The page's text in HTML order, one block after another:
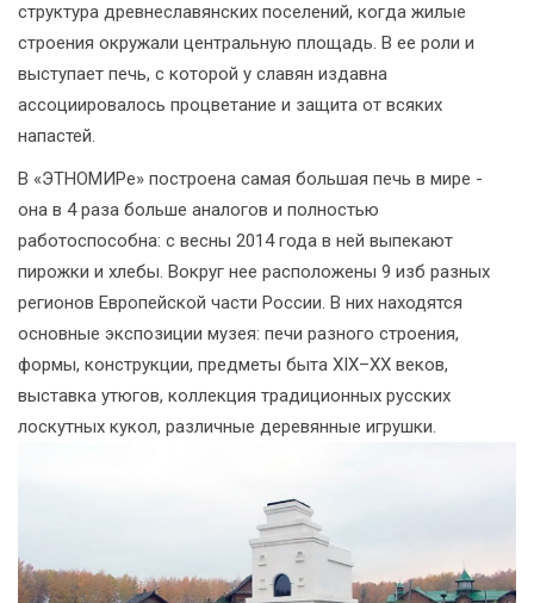
структура древнеславянских поселений, когда жилые
строения окружали центральную площадь. В ее роли и
выступает печь, с которой у славян издавна
ассоциировалось процветание и защита от всяких
напастей.
В «ЭТНОМИРе» построена самая большая печь в мире -
она в 4 раза больше аналогов и полностью
работоспособна: с весны 2014 года в ней выпекают
пирожки и хлебы. Вокруг нее расположены 9 изб разных
регионов Европейской части России. В них находятся
основные экспозиции музея: печи разного строения,
формы, конструкции, предметы быта XIX–XX веков,
выставка утюгов, коллекция традиционных русских
лоскутных кукол, различные деревянные игрушки.